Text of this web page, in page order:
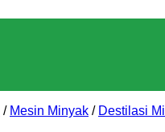
/ Mesin Minyak / Destilasi